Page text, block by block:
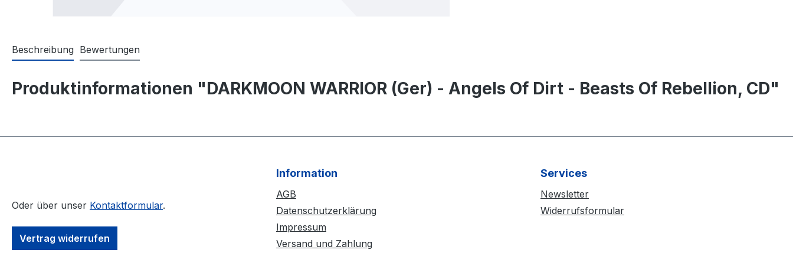
Beschreibung Bewertungen
Produktinformationen "DARKMOON WARRIOR (Ger) - Angels Of Dirt - Beasts Of Rebellion, CD"
Oder über unser Kontaktformular.
Vertrag widerrufen
Information
AGB
Datenschutzerklärung
Impressum
Versand und Zahlung
Services
Newsletter
Widerrufsformular